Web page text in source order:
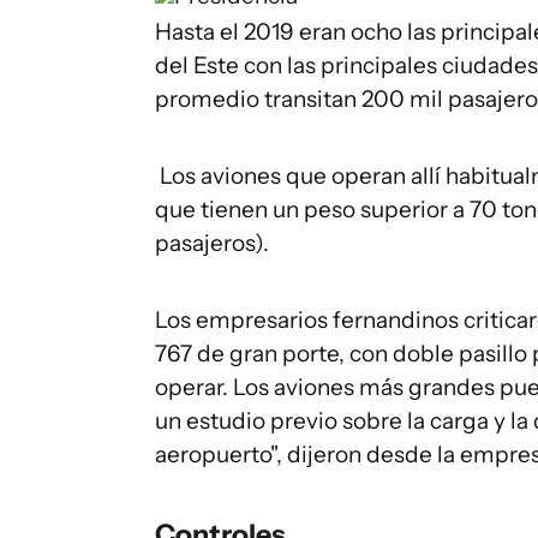
Hasta el 2019 eran ocho las
del Este con las principales
promedio transitan 200 mil
Los aviones que operan allí
que tienen un peso superior a 70
pasajeros).
Los empresarios fernandinos
767 de gran porte, con doble
operar. Los aviones más grandes
un estudio previo sobre la carga y
aeropuerto", dijeron desde la